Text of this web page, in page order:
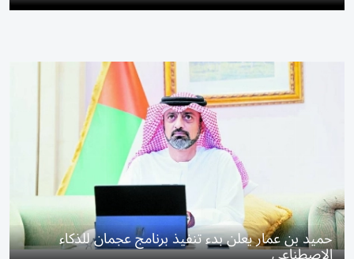
حميد بن عمار يعلن بدء تنفيذ برنامج عجمان للذكاء